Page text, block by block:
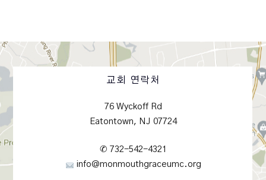
교회 연락처
76 Wyckoff Rd
Eatontown, NJ 07724
✆ 732-542-4321
info@monmouthgraceumc.org